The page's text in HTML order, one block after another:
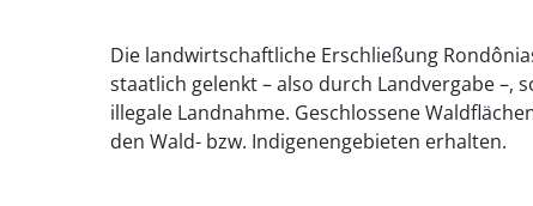
Die landwirtschaftliche Erschließung
staatlich gelenkt – also durch Landvergabe –,
illegale Landnahme. Geschlossene
den Wald- bzw. Indigenengebieten erhalten.